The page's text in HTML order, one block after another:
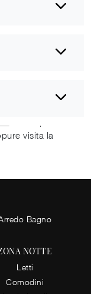
quanta
visita la
Bagno
NOTTE
Letti
Comodini